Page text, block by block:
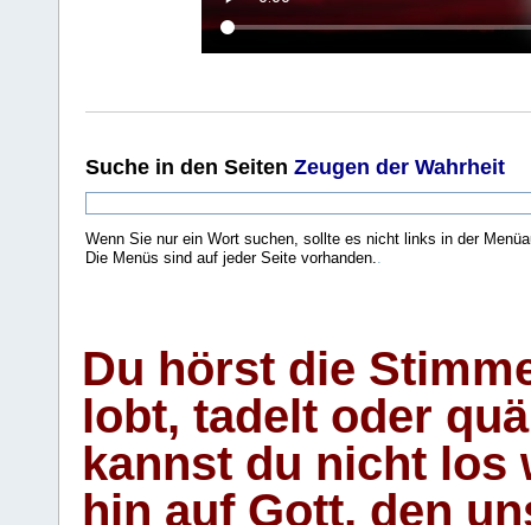
Suche in den Seiten Zeugen der Wahrheit
Wenn Sie nur ein Wort suchen, sollte es nicht links in der
Die Menüs sind auf jeder Seite vorhanden..
Du hörst die
lobt, tadelt oder
kannst du nicht los
hin auf Gott, den